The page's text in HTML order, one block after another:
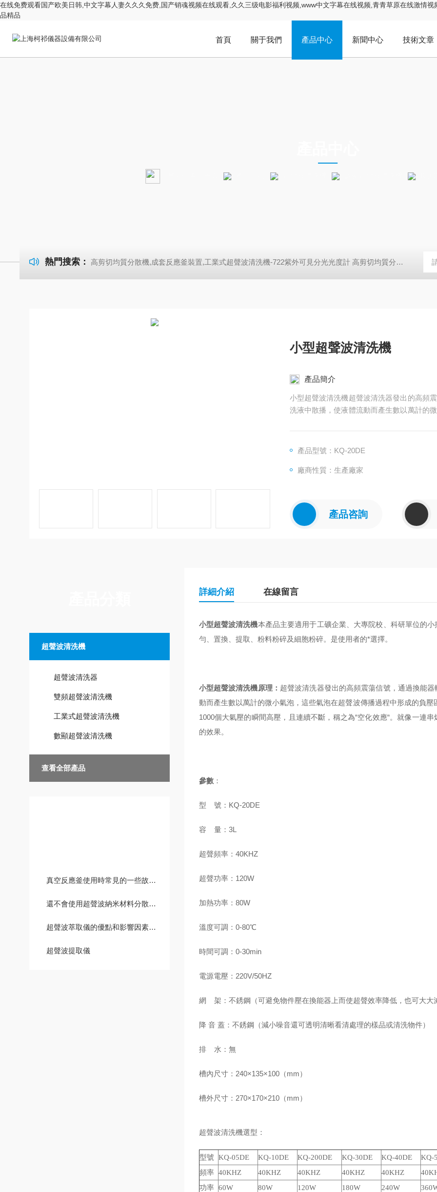
在线免费观看国产欧美日韩,中文字幕人妻久久久免费,国产销魂视频在线观看,久久三级电影福利视频,www中文字幕在线视频,青青草原在线激情
品精品
首頁 關于我們 產品中心 新聞中心 技術文章
熱門搜索： 高剪切均質分散機,成套反應釜裝置,工業式超聲波清洗機-722紫外可見分光光度計 高剪切均質分散機,成套反應釜裝置,工業式超聲波清洗機-722紫外可見分光光度計 高剪切均質分散機,成套反應釜裝置,工業式超聲波清洗機-722紫外可見分光光度計 高剪切均質分散機,成套反應釜裝置,工業式超聲波清洗機-722紫外可見分光光度計 高剪切均質分散機,成套反應釜裝置,工業式超聲波清洗機-722紫外可見分光光度計 高剪切均質分散機,成套反應釜裝置,工業式超聲波清洗機-722紫外可見分光光度計 高剪切均質分散機,成套反應釜裝置,工業式超聲波清洗機-722紫外可見分光光度計 高剪切均質分散機,成套反應釜裝置,工業式超聲波清洗機-722紫外可見分光光度計 高剪切均質分散機,成套反應釜裝置,工業式超聲波清洗機-722紫外可見分光光度計 高剪切均質分散機,成套反應釜裝置,工業式超聲波清洗機-722紫外可見分光光度計 高剪切均質分散機,成套反應釜裝置,工業式超聲波清洗機-722紫外可見分光光度計 高剪切均質分散機,成套反應釜裝置,工業式超聲波清洗機-722紫外可見分光光度計 高剪切均質分散機,成套反應釜裝置,工業式超聲波清洗機-722紫外可見分光光度計 高剪切均質分散機,成套反應釜裝置,工業式超聲波清洗機-722紫外可見分光光度計 高剪切均質分散機,成套反應釜裝置,工業式超聲波清洗機-722紫外可見分光光度計 高剪切均質分散機,成套反應釜裝置,工業式超聲波清洗機-722紫外可見分光光度計
小型超聲波清洗機
產品簡介
小型超聲波清洗機超聲波清洗器發出的高頻
洗液中散播，使液體流動而產生數以萬計的
產品型號：KQ-20DE
廠商性質：生產廠家
產品咨詢
超聲波清洗機
超聲波清洗器
雙頻超聲波清洗機
工業式超聲波清洗機
數顯超聲波清洗機
查看全部產品
真空反應釜使用時常見的一些故障解決辦法
還不會使用超聲波納米材料分散儀？進來看
超聲波萃取儀的優點和影響因素介紹
超聲波提取儀
詳細介紹 在線留言
小型超聲波清洗機本產品主要適用于工礦企業、大專院校、科研單位的
勻、置換、提取、粉料粉碎及細胞粉碎。是使用者的*選擇。
小型超聲波清洗機原理： 超聲波清洗器發出的高頻震蕩信號，通過換能
動而產生數以萬計的微小氣泡，這些氣泡在超聲波傳播過程中形成的負
1000個大氣壓的瞬間高壓，且連續不斷，稱之為“空化效應“。就像一連
的效果。
參數：
型 號：KQ-20DE
容 量：3L
超聲頻率：40KHZ
超聲功率：120W
加熱功率：80W
溫度可調：0-80℃
時間可調：0-30min
電源電壓：220V/50HZ
網 架：不銹鋼（可避免物件壓在換能器上而使超聲效率降低，也可大大
降 音 蓋：不銹鋼（減小噪音還可透明清晰看清處理的樣品或清洗物件）
排 水：無
槽內尺寸：240×135×100（mm）
槽外尺寸：270×170×210（mm）
超聲波清洗機選型：
型號 KQ-05DE KQ-10DE KQ-200DE KQ-30DE KQ-40DE KQ-
頻率 40KHZ 40KHZ 40KHZ 40KHZ 40KHZ
功率 60W 80W 120W 180W 240W